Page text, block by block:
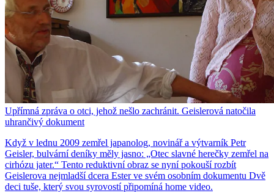
Upřímná zpráva o otci, jehož nešlo zachránit. Geislerová natočila
uhrančivý dokument
Když v lednu 2009 zemřel japanolog, novinář a výtvarník Petr
Geisler, bulvární deníky měly jasno: „Otec slavné herečky zemřel na
cirhózu jater.“ Tento reduktivní obraz se nyní pokouší rozbít
Geislerova nejmladší dcera Ester ve svém osobním dokumentu Dvě
deci tuše, který svou syrovostí připomíná home video.